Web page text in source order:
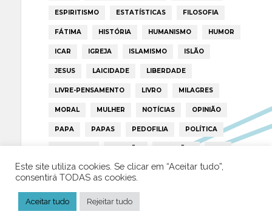
ESPIRITISMO ESTATÍSTICAS FILOSOFIA
FÁTIMA HISTÓRIA HUMANISMO HUMOR
ICAR IGREJA ISLAMISMO ISLÃO
JESUS LAICIDADE LIBERDADE
LIVRE-PENSAMENTO LIVRO MILAGRES
MORAL MULHER NOTÍCIAS OPINIÃO
PAPA PAPAS PEDOFILIA POLÍTICA
PORTUGAL RELIGIÃO RELIGIÕES RTP
TRUMP VATICANO
Este site utiliza cookies. Se clicar em “Aceitar tudo”,
consentirá TODAS as cookies.
Aceitar tudo Rejeitar tudo